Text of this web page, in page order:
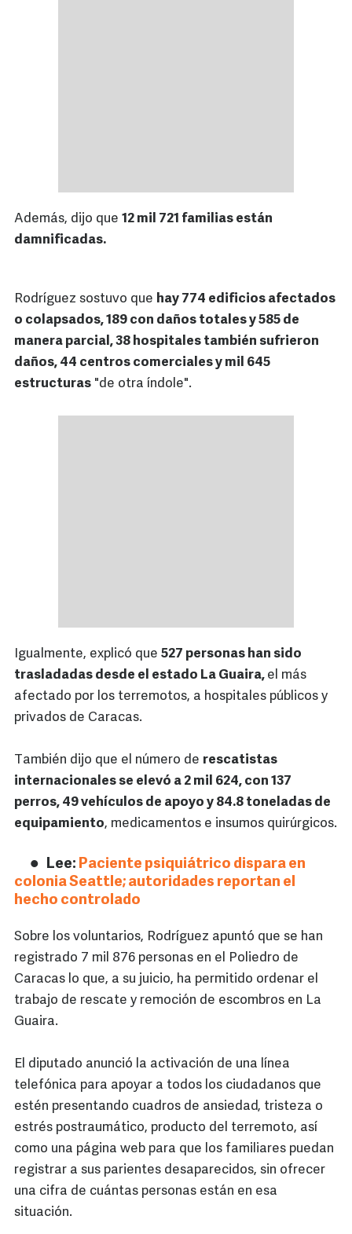
Además, dijo que 12 mil 721 familias están
damnificadas.
Rodríguez sostuvo que hay 774 edificios afectados
o colapsados, 189 con daños totales y 585 de
manera parcial, 38 hospitales también sufrieron
daños, 44 centros comerciales y mil 645
estructuras "de otra índole".
Igualmente, explicó que 527 personas han sido
trasladadas desde el estado La Guaira, el más
afectado por los terremotos, a hospitales públicos y
privados de Caracas.
También dijo que el número de rescatistas
internacionales se elevó a 2 mil 624, con 137
perros, 49 vehículos de apoyo y 84.8 toneladas de
equipamiento, medicamentos e insumos quirúrgicos.
Lee: Paciente psiquiátrico dispara en
colonia Seattle; autoridades reportan el
hecho controlado
Sobre los voluntarios, Rodríguez apuntó que se han
registrado 7 mil 876 personas en el Poliedro de
Caracas lo que, a su juicio, ha permitido ordenar el
trabajo de rescate y remoción de escombros en La
Guaira.
El diputado anunció la activación de una línea
telefónica para apoyar a todos los ciudadanos que
estén presentando cuadros de ansiedad, tristeza o
estrés postraumático, producto del terremoto, así
como una página web para que los familiares puedan
registrar a sus parientes desaparecidos, sin ofrecer
una cifra de cuántas personas están en esa
situación.